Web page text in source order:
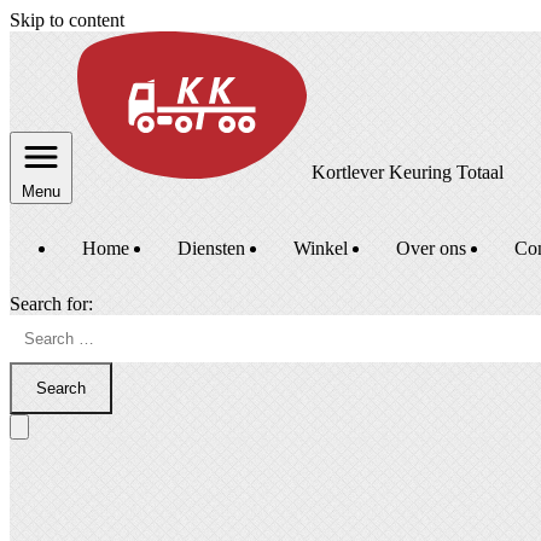
Skip to content
Menu
Kortlever Keuring Totaal
Home Diensten Winkel Over ons
Search for:
Search